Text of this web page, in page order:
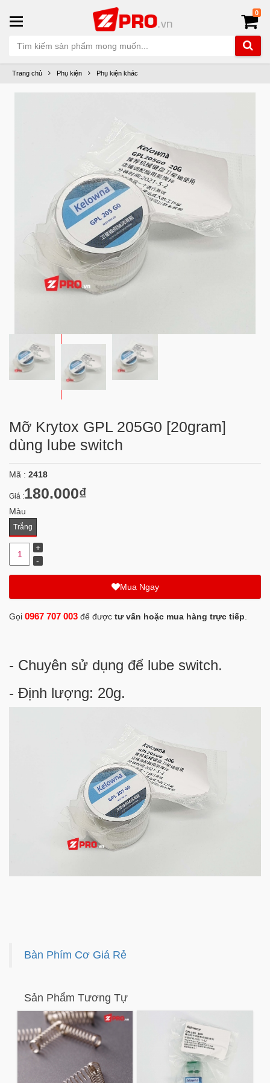
0
Trang chủ Phụ kiện Phụ kiện khác
Mỡ Krytox GPL 205G0 [20gram]
dùng lube switch
Mã : 2418
Giá :180.000₫
Màu
Trắng
Mua Ngay
Gọi 0967 707 003 để được tư vấn hoặc mua hàng trực tiếp
- Chuyên sử dụng để lube switch.
- Định lượng: 20g.
Bàn Phím Cơ Giá Rẻ
Sản Phẩm Tương Tự